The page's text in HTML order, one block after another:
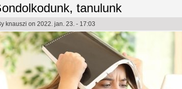
tanulunk
knauszi on 2022. jan. 23. - 17:03